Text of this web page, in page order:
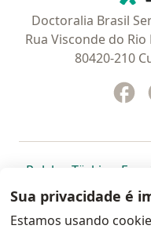
Doctoralia Brasil
Rua Visconde do
80420-210
Polska abre num
Türkiye abre
Portugal abre num
, México ,
Sua privacidade é
Estamos usando